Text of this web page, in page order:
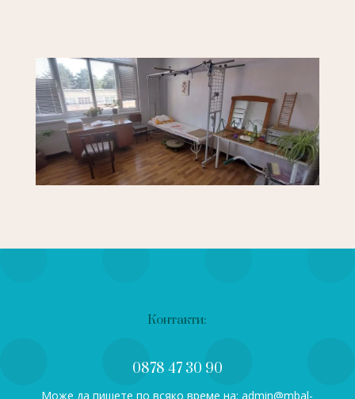
Контакти:
0878 47 30 90
Може да пишете по всяко време на: admin@mbal-